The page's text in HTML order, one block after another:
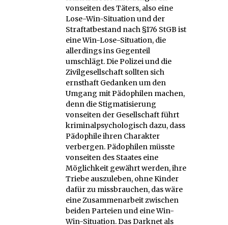
vonseiten des Täters, also eine
Lose-Win-Situation und der
Straftatbestand nach §176 StGB ist
eine Win-Lose-Situation, die
allerdings ins Gegenteil
umschlägt. Die Polizei und die
Zivilgesellschaft sollten sich
ernsthaft Gedanken um den
Umgang mit Pädophilen machen,
denn die Stigmatisierung
vonseiten der Gesellschaft führt
kriminalpsychologisch dazu, dass
Pädophile ihren Charakter
verbergen. Pädophilen müsste
vonseiten des Staates eine
Möglichkeit gewährt werden, ihre
Triebe auszuleben, ohne Kinder
dafür zu missbrauchen, das wäre
eine Zusammenarbeit zwischen
beiden Parteien und eine Win-
Win-Situation. Das Darknet als